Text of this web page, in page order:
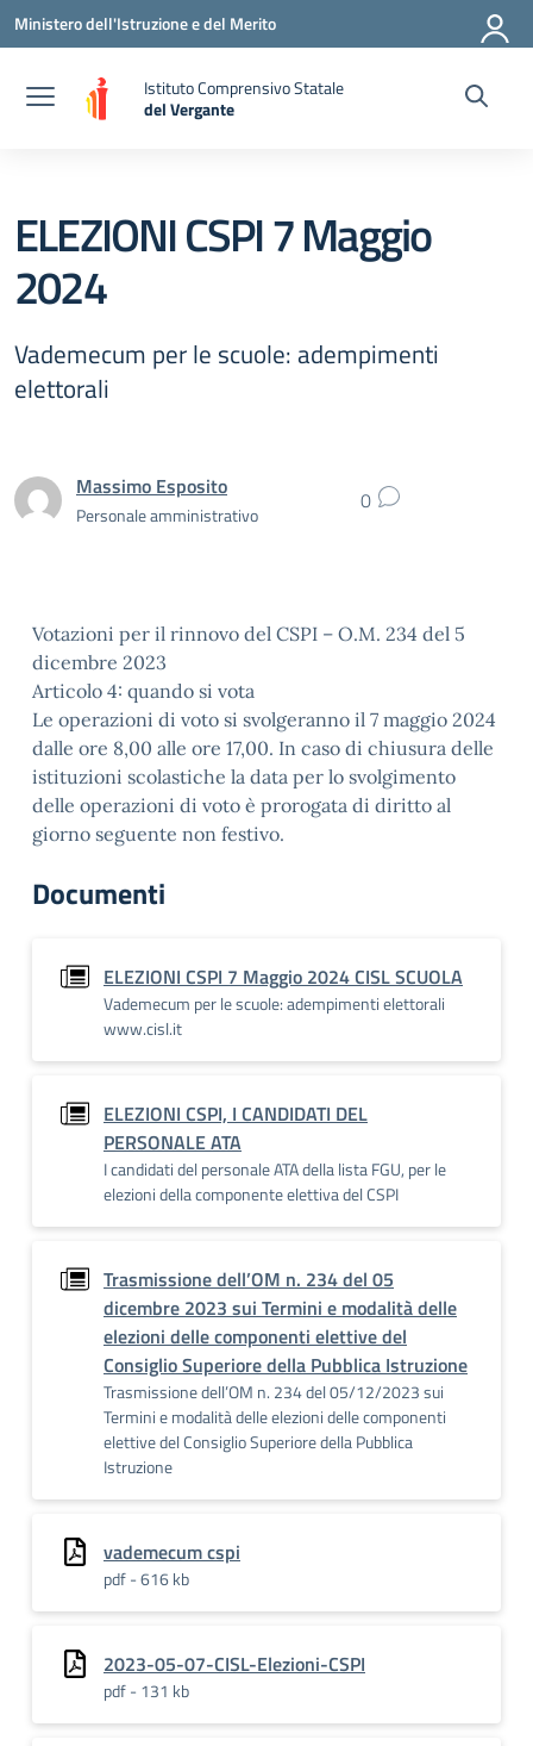
Vai ai contenuti
Vai al menu di navigazione
Vai al footer
Ministero dell'Istruzione e del Merito
Istituto Comprensivo Statale
del Vergante
— Visita la pagina iniziale della scuola
ELEZIONI CSPI 7 Maggio
2024
Vademecum per le scuole: adempimenti
elettorali
Massimo Esposito
Personale amministrativo 0
Votazioni per il rinnovo del CSPI – O.M. 234 del 5
dicembre 2023
Articolo 4: quando si vota
Le operazioni di voto si svolgeranno il 7 maggio 2024
dalle ore 8,00 alle ore 17,00. In caso di chiusura delle
istituzioni scolastiche la data per lo svolgimento
delle operazioni di voto è prorogata di diritto al
giorno seguente non festivo.
Documenti
ELEZIONI CSPI 7 Maggio 2024 CISL SCUOLA
Vademecum per le scuole: adempimenti elettorali
www.cisl.it
ELEZIONI CSPI, I CANDIDATI DEL
PERSONALE ATA
I candidati del personale ATA della lista FGU, per le
elezioni della componente elettiva del CSPI
Trasmissione dell’OM n. 234 del 05
dicembre 2023 sui Termini e modalità delle
elezioni delle componenti elettive del
Consiglio Superiore della Pubblica Istruzione
Trasmissione dell’OM n. 234 del 05/12/2023 sui
Termini e modalità delle elezioni delle componenti
elettive del Consiglio Superiore della Pubblica
Istruzione
vademecum cspi
pdf - 616 kb
2023-05-07-CISL-Elezioni-CSPI
pdf - 131 kb